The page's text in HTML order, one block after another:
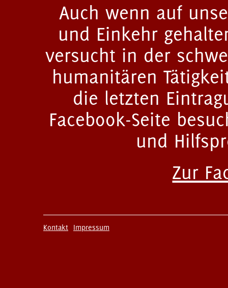
Auch wenn auf
und Einkehr
versucht in der
humanitären
die letzten
Facebook-Seite
und
Zur
Kontakt Impressum